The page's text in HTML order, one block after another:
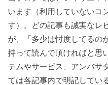
います（利用していないコ
す）。どの記事も誠実なレ
が、「多少は忖度してるの
持って読んで頂ければと思
テムやサービス、アンバサ
ては各記事内で明記してい